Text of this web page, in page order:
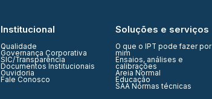
Institucional
Qualidade
Governança Corporativa
SIC/Transparência
Documentos Institucionais
Ouvidoria
Fale Conosco
Soluções e serviços
O que o IPT pode fazer por
mim
Ensaios, análises e
calibrações
Areia Normal
Educação
SAA Normas técnicas